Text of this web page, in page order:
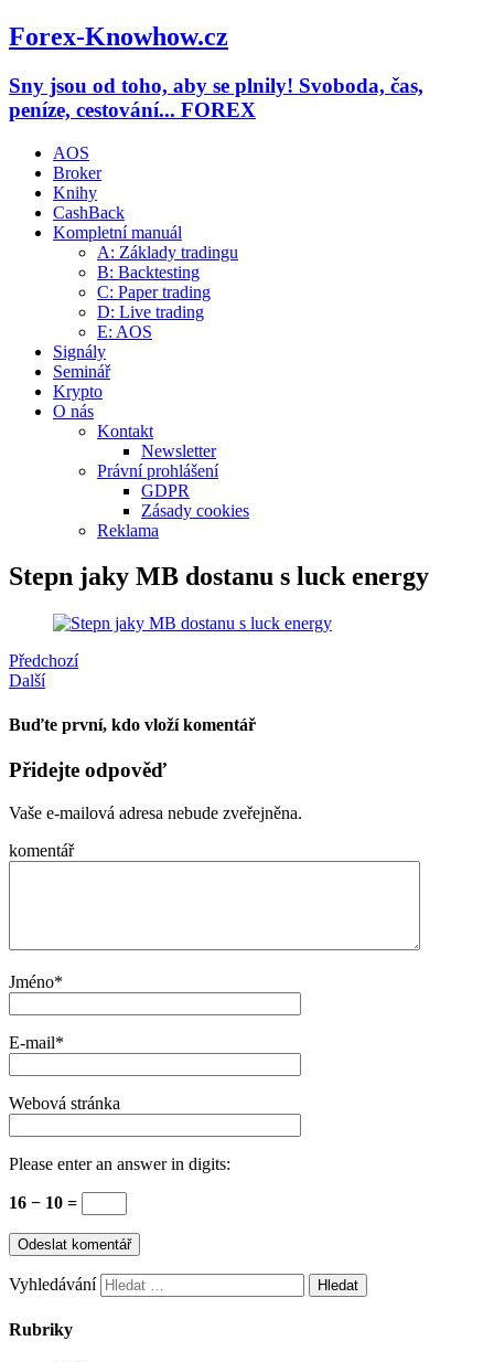
Forex-Knowhow.cz
Sny jsou od toho, aby se plnily! Svoboda, čas,
peníze, cestování... FOREX
AOS
Broker
Knihy
CashBack
Kompletní manuál
A: Základy tradingu
B: Backtesting
C: Paper trading
D: Live trading
E: AOS
Signály
Seminář
Krypto
O nás
Kontakt
Newsletter
Právní prohlášení
GDPR
Zásady cookies
Reklama
Stepn jaky MB dostanu s luck energy
Předchozí
Další
Buďte první, kdo vloží komentář
Přidejte odpověď
Vaše e-mailová adresa nebude zveřejněna.
komentář
Jméno*
E-mail*
Webová stránka
Please enter an answer in digits:
16 − 10 =
Vyhledávání
Rubriky